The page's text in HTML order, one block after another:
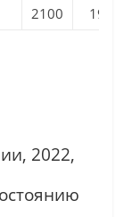
2100
19
2022,